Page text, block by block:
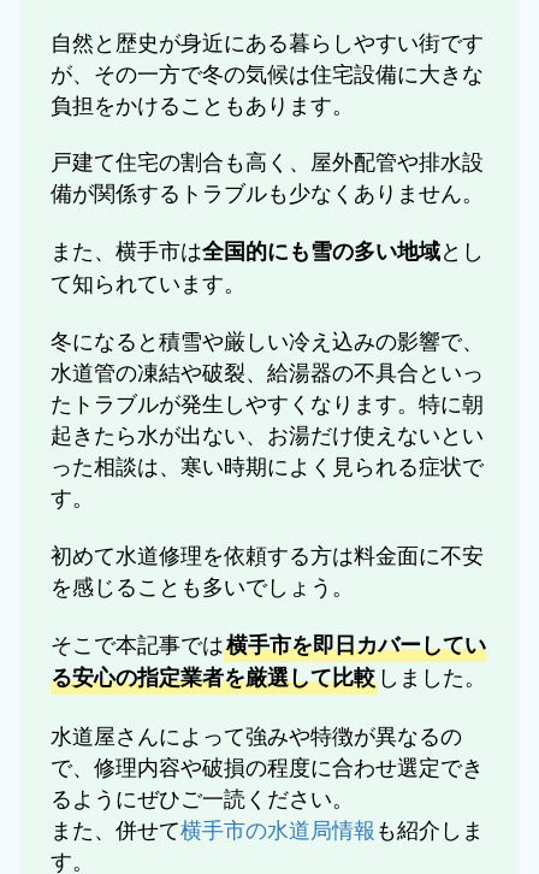
自然と歴史が身近にある暮らしやすい街です
が、その一方で冬の気候は住宅設備に大きな
負担をかけることもあります。
戸建て住宅の割合も高く、屋外配管や排水設
備が関係するトラブルも少なくありません。
また、横手市は全国的にも雪の多い地域とし
て知られています。
冬になると積雪や厳しい冷え込みの影響で、
水道管の凍結や破裂、給湯器の不具合といっ
たトラブルが発生しやすくなります。特に朝
起きたら水が出ない、お湯だけ使えないとい
った相談は、寒い時期によく見られる症状で
す。
初めて水道修理を依頼する方は料金面に不安
を感じることも多いでしょう。
そこで本記事では横手市を即日カバーしてい
る安心の指定業者を厳選して比較 しました。
水道屋さんによって強みや特徴が異なるの
で、修理内容や破損の程度に合わせ選定でき
るようにぜひご一読ください。
また、併せて横手市の水道局情報も紹介しま
す。